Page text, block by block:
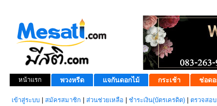
หน้าแรก พวงหรีด แจกันดอกไม้ กระเช้า ช่อดอ
เข้าสู่ระบบ สมัครสมาชิก ส่วนช่วยเหลือ ชำระเงิน(บัตรเครดิต) ตรวจสอ